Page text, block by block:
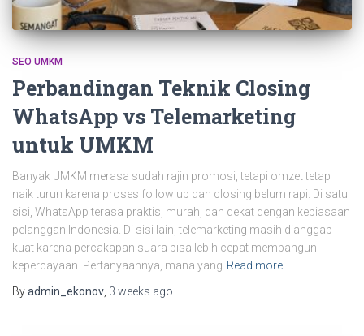
SEO UMKM
Perbandingan Teknik Closing
WhatsApp vs Telemarketing
untuk UMKM
Banyak UMKM merasa sudah rajin promosi, tetapi omzet tetap
naik turun karena proses follow up dan closing belum rapi. Di satu
sisi, WhatsApp terasa praktis, murah, dan dekat dengan kebiasaan
pelanggan Indonesia. Di sisi lain, telemarketing masih dianggap
kuat karena percakapan suara bisa lebih cepat membangun
kepercayaan. Pertanyaannya, mana yang Read more
Byadmin_ekonov 3 weeks ago